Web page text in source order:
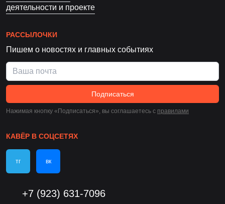
деятельности и проекте
РАССЫЛОЧКИ
Пишем о новостях и главных событиях
Подписаться
Нажимая кнопку «Подписаться», вы соглашаетесь c правилами
КАВЁР В СОЦСЕТЯХ
тг вк
+7 (923) 631-7096